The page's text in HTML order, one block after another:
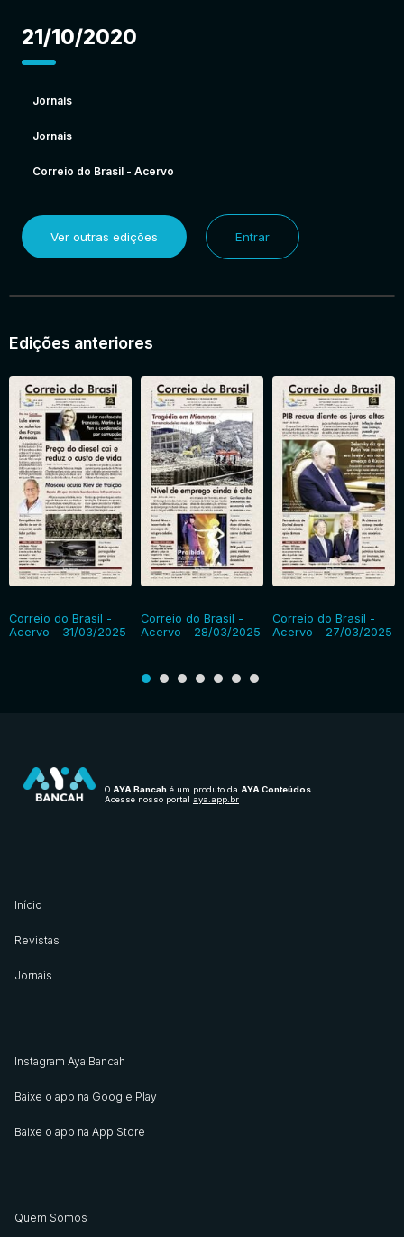
21/10/2020
Jornais
Jornais
Correio do Brasil - Acervo
Ver outras edições Entrar
Edições anteriores
Correio do Brasil -
Acervo - 31/03/2025
Correio do Brasil -
Acervo - 28/03/2025
Correio do Brasil -
Acervo - 27/03/2025
O AYA Bancah é um produto da AYA Conteúdos
Acesse nosso portal aya.app.br
Início
Revistas
Jornais
Instagram Aya Bancah
Baixe o app na Google Play
Baixe o app na App Store
Quem Somos